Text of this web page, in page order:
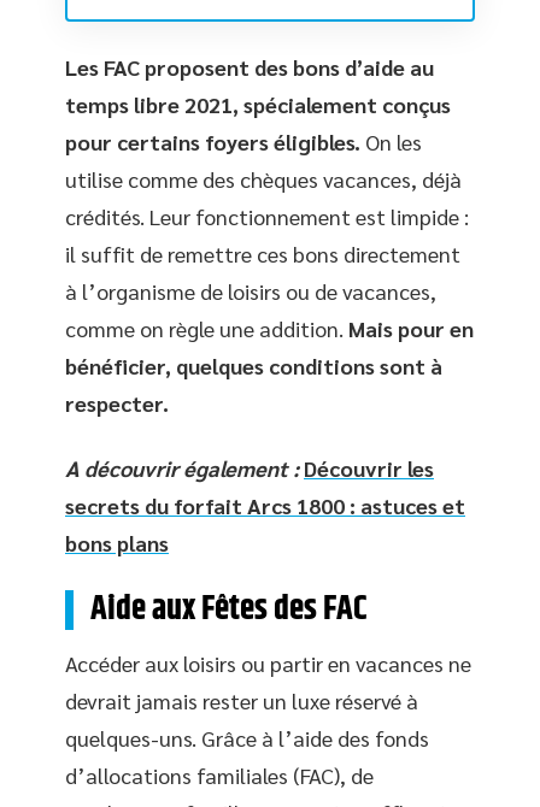
Les FAC proposent des bons d’aide au
temps libre 2021, spécialement conçus
pour certains foyers éligibles. On les
utilise comme des chèques vacances, déjà
crédités. Leur fonctionnement est limpide :
il suffit de remettre ces bons directement
à l’organisme de loisirs ou de vacances,
comme on règle une addition. Mais pour en
bénéficier, quelques conditions sont à
respecter.
A découvrir également : Découvrir les
secrets du forfait Arcs 1800 : astuces et
bons plans
Aide aux Fêtes des FAC
Accéder aux loisirs ou partir en vacances ne
devrait jamais rester un luxe réservé à
quelques-uns. Grâce à l’aide des fonds
d’allocations familiales (FAC), de